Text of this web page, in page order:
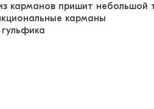
карманов пришит небольшой
карманы